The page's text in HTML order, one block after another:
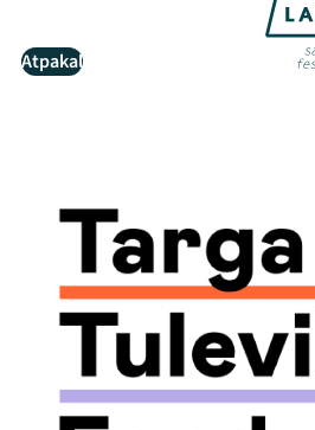
Atpakaļ